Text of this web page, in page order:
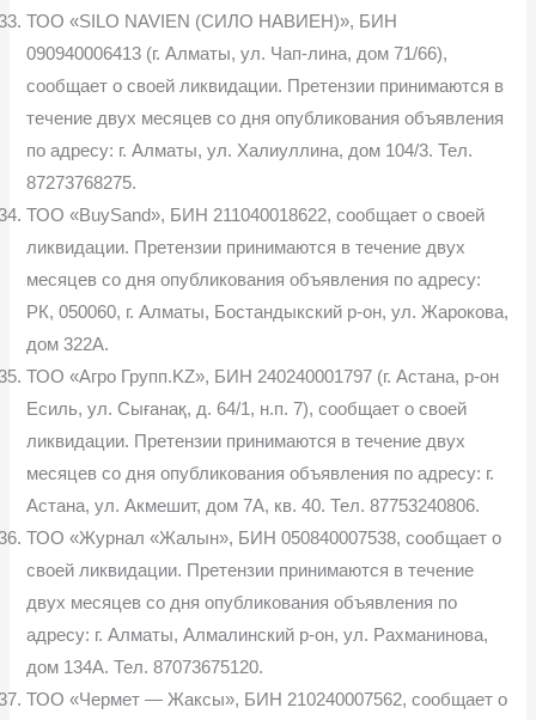
ТОО «SILO NAVIEN (СИЛО НАВИЕН)», БИН
090940006413 (г. Алматы, ул. Чап-лина, дом 71/66),
сообщает о своей ликвидации. Претензии принимаются в
течение двух месяцев со дня опубликования объявления
по адресу: г. Алматы, ул. Халиуллина, дом 104/3. Тел.
87273768275.
ТОО «BuySand», БИН 211040018622, сообщает о своей
ликвидации. Претензии принимаются в течение двух
месяцев со дня опубликования объявления по адресу:
РК, 050060, г. Алматы, Бостандыкский р-он, ул. Жарокова,
дом 322А.
ТОО «Агро Групп.KZ», БИН 240240001797 (г. Астана, р-он
Есиль, ул. Сығанақ, д. 64/1, н.п. 7), сообщает о своей
ликвидации. Претензии принимаются в течение двух
месяцев со дня опубликования объявления по адресу: г.
Астана, ул. Акмешит, дом 7А, кв. 40. Тел. 87753240806.
ТОО «Журнал «Жалын», БИН 050840007538, сообщает о
своей ликвидации. Претензии принимаются в течение
двух месяцев со дня опубликования объявления по
адресу: г. Алматы, Алмалинский р-он, ул. Рахманинова,
дом 134А. Тел. 87073675120.
ТОО «Чермет — Жаксы», БИН 210240007562, сообщает о